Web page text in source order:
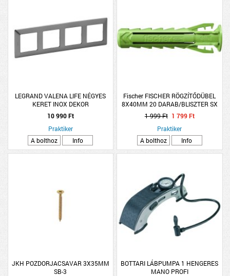
LEGRAND VALENA LIFE NÉGYES
KERET INOX DEKOR
10 990 Ft
Praktiker
A bolthoz
Info
Fischer FISCHER RÖGZÍTŐDÜBEL
8X40MM 20 DARAB/BLISZTER SX
PLUS GREEN
1 999 Ft 1 799 Ft
Praktiker
A bolthoz
Info
JKH POZDORJACSAVAR 3X35MM
SB-3
BOTTARI LÁBPUMPA 1 HENGERES
MANO PROFI